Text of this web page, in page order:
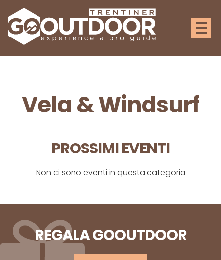
Vela & Windsurf
PROSSIMI EVENTI
Non ci sono eventi in questa categoria
REGALA GOOUTDOOR